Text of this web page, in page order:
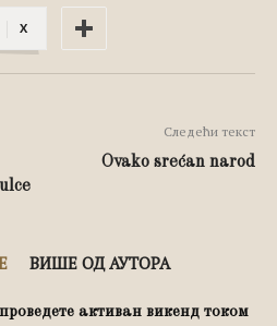
X
Следећи текст
Ovako srećan narod
ВИШЕ ОД АУТОРА
активан викенд током